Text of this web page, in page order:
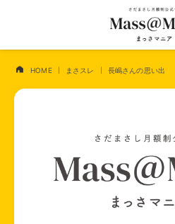
HOME まさスレ 長嶋さんの思い出